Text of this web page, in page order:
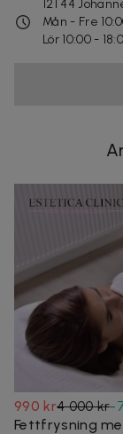
121 44
Mån - Fre
Lör 10:00 -
990 kr4 000 kr-
Fettfrysning